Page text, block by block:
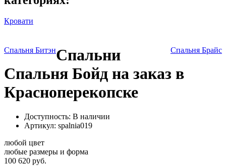
Кровати
Спальня Битэн Спальня Брайс
Спальни
Спальня Бойд на заказ в
Красноперекопске
Доступность: В наличии
Артикул: spalnia019
любой цвет
любые размеры и форма
100 620 руб.